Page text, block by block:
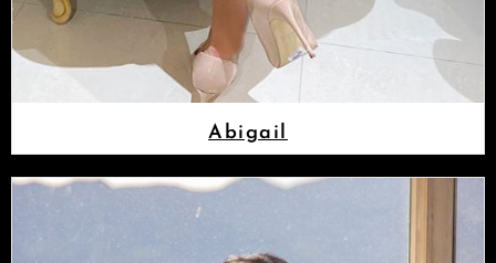
Abigail